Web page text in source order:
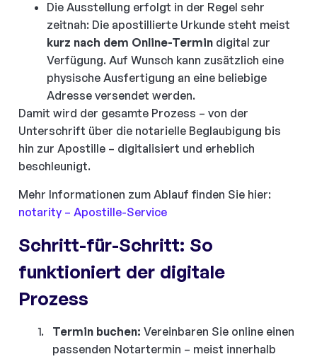
Die Ausstellung erfolgt in der Regel sehr
zeitnah: Die apostillierte Urkunde steht meist
kurz nach dem Online-Termin digital zur
Verfügung. Auf Wunsch kann zusätzlich eine
physische Ausfertigung an eine beliebige
Adresse versendet werden.
Damit wird der gesamte Prozess – von der
Unterschrift über die notarielle Beglaubigung bis
hin zur Apostille – digitalisiert und erheblich
beschleunigt.
Mehr Informationen zum Ablauf finden Sie hier:
notarity – Apostille-Service
Schritt-für-Schritt: So
funktioniert der digitale
Prozess
Termin buchen: Vereinbaren Sie online einen
passenden Notartermin – meist innerhalb